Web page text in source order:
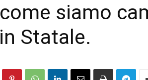
siamo
Statale.